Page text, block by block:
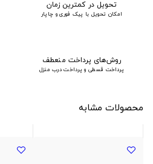
تحویل در کمترین زمان
امکان تحویل با پیک فوری و چاپار
روش‌های پرداخت منعطف
پرداخت قسطی و پرداخت درب منزل
محصولات مشابه